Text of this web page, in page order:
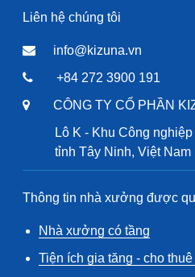
Liên hệ chúng tôi
info@kizuna.vn
+84 272 3900 191
CÔNG TY CỔ PHẦN
Lô K - Khu Công
tỉnh Tây Ninh, Việt Nam
Thông tin nhà xưởng được
Nhà xưởng có tầng
Tiện ích gia tăng - cho